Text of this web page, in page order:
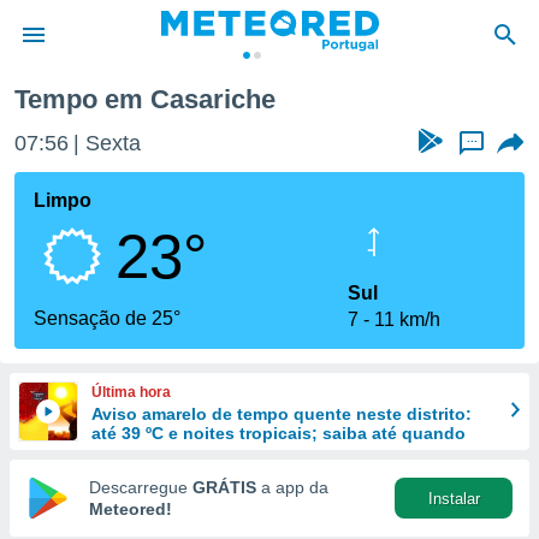
da
foi
fornecidas
a este
das
e
forma
digital
Tempo em Casariche
07:56 Sexta ...
Limpo
23°
Sensação de 25°
Sul
7
11 km/h
Última hora
Aviso amarelo de tempo quente neste distrito:
até 39 ºC e noites tropicais; saiba até quando
Descarregue GRÁTIS a app da
Meteored!
Instalar